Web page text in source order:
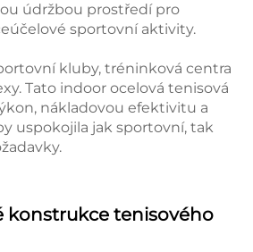
údržbou prostředí pro
sportovní aktivity.
kluby, tréninková centra
Tato indoor ocelová tenisová
nákladovou efektivitu a
uspokojila jak sportovní, tak
konstrukce tenisového